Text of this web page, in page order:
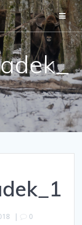
| 0